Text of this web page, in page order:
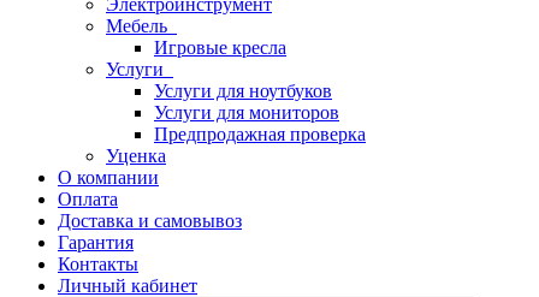
Электроинструмент
Мебель
Игровые кресла
Услуги
Услуги для ноутбуков
Услуги для мониторов
Предпродажная проверка
Уценка
О компании
Оплата
Доставка и самовывоз
Гарантия
Контакты
Личный кабинет